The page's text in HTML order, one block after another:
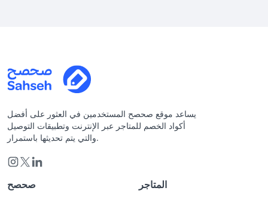
يساعد موقع صحصح المستخدمين في العثور على أفضل
أكواد الخصم للمتاجر عبر الإنترنت وتطبيقات التوصيل
والتي يتم تحديثها باستمرار.
صحصح المتاجر